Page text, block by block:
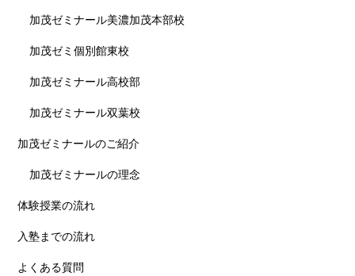
加茂ゼミナール美濃加茂本部校
加茂ゼミ個別館東校
加茂ゼミナール高校部
加茂ゼミナール双葉校
加茂ゼミナールのご紹介
加茂ゼミナールの理念
体験授業の流れ
入塾までの流れ
よくある質問